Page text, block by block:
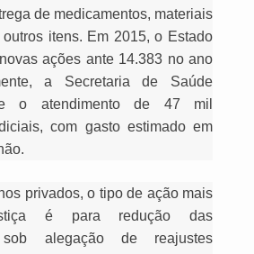
de medicamentos, materiais
itens. Em 2015, o Estado
ações ante 14.383 no ano
a Secretaria de Saúde
o atendimento de 47 mil
com gasto estimado em
privados, o tipo de ação mais
é para redução das
sob alegação de reajustes